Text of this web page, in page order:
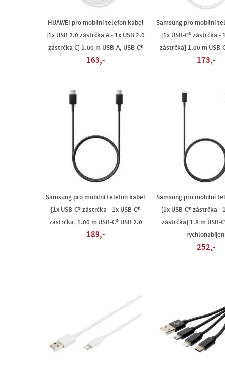
HUAWEI pro mobilní telefon kabel
[1x USB 2.0 zástrčka A - 1x USB 2.0
zástrčka C] 1.00 m USB-A, USB-C®
163,-
Samsung pro mobilní
[1x USB-C® zástrčka -
zástrčka] 1.00 m USB-
173,-
Samsung pro mobilní telefon kabel
[1x USB-C® zástrčka - 1x USB-C®
zástrčka] 1.00 m USB-C® USB 2.0
189,-
Samsung pro mobilní
[1x USB-C® zástrčka -
zástrčka] 1.8 m USB-
252,-